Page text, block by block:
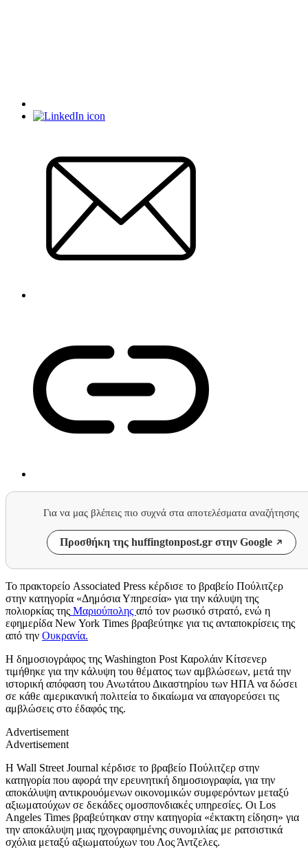
Για να μας βλέπεις πιο συχνά στα αποτελέσματα αναζήτησης
Προσθήκη της huffingtonpost.gr στην Google
Το πρακτορείο Associated Press κέρδισε το βραβείο Πούλιτζερ
στην κατηγορία «Δημόσια Υπηρεσία» για την κάλυψη της
πολιορκίας της Μαριούπολης από τον ρωσικό στρατό, ενώ η
εφημερίδα New York Times βραβεύτηκε για τις ανταποκρίσεις της
από την Ουκρανία.
Η δημοσιογράφος της Washington Post Καρολάιν Κίτσενερ
τιμήθηκε για την κάλυψη του θέματος των αμβλώσεων, μετά την
ιστορική απόφαση του Ανωτάτου Δικαστηρίου των ΗΠΑ να δώσει
σε κάθε αμερικανική πολιτεία το δικαίωμα να απαγορεύσει τις
αμβλώσεις στο έδαφός της.
Advertisement
Advertisement
Η Wall Street Journal κέρδισε το βραβείο Πούλιτζερ στην
κατηγορία που αφορά την ερευνητική δημοσιογραφία, για την
αποκάλυψη αντικρουόμενων οικονομικών συμφερόντων μεταξύ
αξιωματούχων σε δεκάδες ομοσπονδιακές υπηρεσίες. Οι Los
Angeles Times βραβεύτηκαν στην κατηγορία «έκτακτη είδηση» για
την αποκάλυψη μιας ηχογραφημένης συνομιλίας με ρατσιστικά
σχόλια μεταξύ αξιωματούχων του Λος Άντζελες.